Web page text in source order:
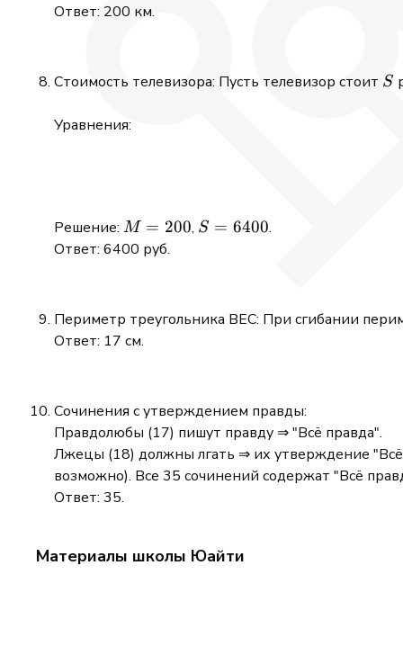
Ответ: 200 км.
Стоимость телевизора: Пусть телевизор стоит S
S
Уравнения:
Решение: M
=
M = 200, S =
S = 6400.
Ответ: 6400 руб.
Периметр треугольника BEC: При сгибании
Ответ: 17 см.
Сочинения с утверждением правды:
Правдолюбы (17) пишут правду ⇒ "Всё правда".
Лжецы (18) должны лгать ⇒ их утверждение "Всё
возможно). Все 35 сочинений содержат "Всё
Ответ: 35.
Материалы школы Юайти